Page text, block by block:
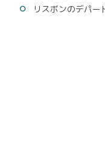
リスボンのデパ